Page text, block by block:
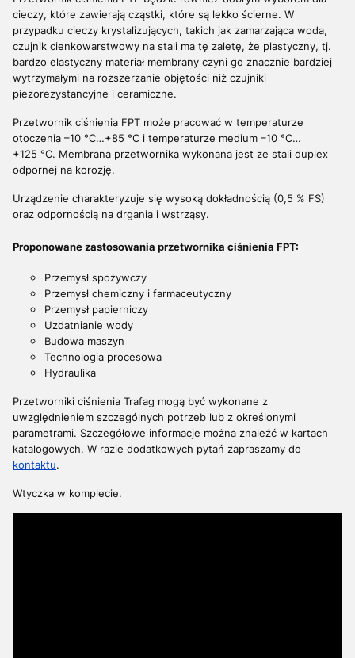
cieczy, które zawierają cząstki, które są lekko ścierne. W
przypadku cieczy krystalizujących, takich jak zamarzająca woda,
czujnik cienkowarstwowy na stali ma tę zaletę, że plastyczny, tj.
bardzo elastyczny materiał membrany czyni go znacznie bardziej
wytrzymałymi na rozszerzanie objętości niż czujniki
piezorezystancyjne i ceramiczne.
Przetwornik ciśnienia FPT może pracować w temperaturze
otoczenia –10 °C…+85 °C i temperaturze medium –10 °C…
+125 °C. Membrana przetwornika wykonana jest ze stali duplex
odpornej na korozję.
Urządzenie charakteryzuje się wysoką dokładnością (0,5 % FS)
oraz odpornością na drgania i wstrząsy.
Proponowane zastosowania przetwornika ciśnienia FPT:
Przemysł spożywczy
Przemysł chemiczny i farmaceutyczny
Przemysł papierniczy
Uzdatnianie wody
Budowa maszyn
Technologia procesowa
Hydraulika
Przetworniki ciśnienia Trafag mogą być wykonane z
uwzględnieniem szczególnych potrzeb lub z określonymi
parametrami. Szczegółowe informacje można znaleźć w kartach
katalogowych. W razie dodatkowych pytań zapraszamy do
kontaktu.
Wtyczka w komplecie.